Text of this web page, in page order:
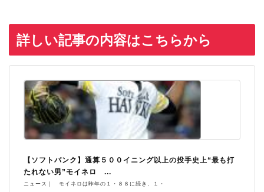
詳しい記事の内容はこちらから
【ソフトバンク】通算５００イニング以上の投手史上“最も打
たれない男”モイネロ ...
ニュース｜ モイネロは昨年の１・８８に続き、１・